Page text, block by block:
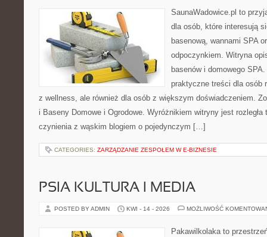
SaunaWadowice.pl to
dla osób, które interesują
basenową, wannami SPA
odpoczynkiem. Witryna
basenów i domowego
praktyczne treści dla osób
z wellness, ale również dla osób z większym doświadczeniem.
i Baseny Domowe i Ogrodowe. Wyróżnikiem witryny jest
czynienia z wąskim blogiem o pojedynczym […]
CATEGORIES: ZARZĄDZANIE ZESPOŁEM W E-BIZNESIE
PSIA KULTURA I MEDIA
POSTED BY ADMIN KWI - 14 - 2026 MOŻLIWOŚĆ
Pakawilkolaka to